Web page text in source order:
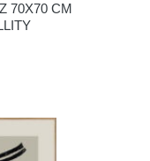
70X70 CM